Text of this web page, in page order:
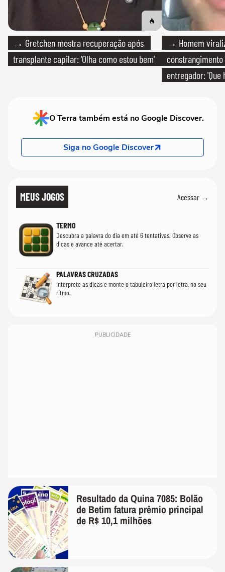
→ Gretchen mostra recuperação após
transplante capilar: 'Olha como estou bem'
→ Homem
entregador: 'Que
O Terra também está no Google Discover.
Siga no Google Discover
MEUS JOGOS Acessar →
TERMO
Descubra a palavra do dia em até 6 tentativas. Observe as
dicas e avance até acertar.
PALAVRAS CRUZADAS
Interprete as dicas e monte o tabuleiro letra por letra, no seu
ritmo.
PUBLICIDADE
Resultado da Quina 7085: Bolão
de Betim fatura prêmio principal
de R$ 10,1 milhões